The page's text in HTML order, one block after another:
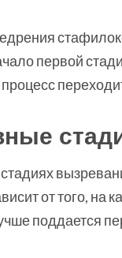
первой
от того, на
поддается